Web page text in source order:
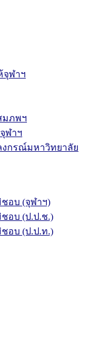
จุฬาฯ
มภพฯ
ฬาฯ
งกรณ์มหาวิทยาลัย
อบ (จุฬาฯ)
อบ (ป.ป.ช.)
อบ (ป.ป.ท.)